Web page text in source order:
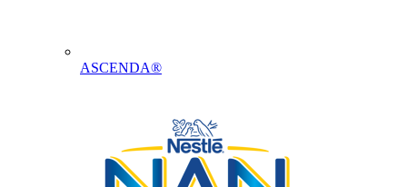
ASCENDA®